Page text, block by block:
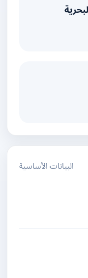
البيانات الأساسية